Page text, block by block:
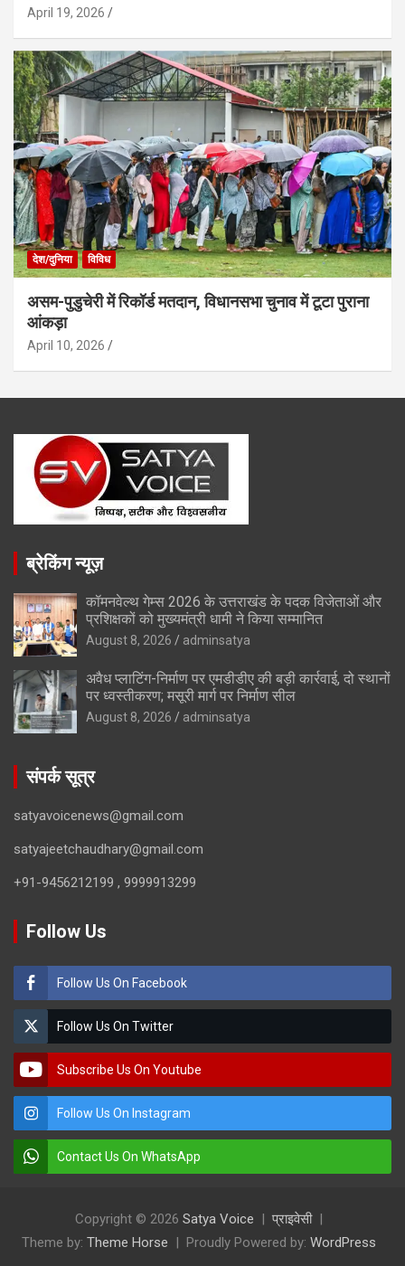
April 19, 2026
देश/दुनिया विविध
असम-पुडुचेरी में रिकॉर्ड मतदान, विधानसभा चुनाव में टूटा पुराना
आंकड़ा
April 10, 2026
ब्रेकिंग न्यूज़
कॉमनवेल्थ गेम्स 2026 के उत्तराखंड के पदक विजेताओं और
प्रशिक्षकों को मुख्यमंत्री धामी ने किया सम्मानित
August 8, 2026 adminsatya
अवैध प्लाटिंग-निर्माण पर एमडीडीए की बड़ी कार्रवाई, दो स्थानों
पर ध्वस्तीकरण; मसूरी मार्ग पर निर्माण सील
August 8, 2026 adminsatya
संपर्क सूत्र
satyavoicenews@gmail.com
satyajeetchaudhary@gmail.com
+91-9456212199 , 9999913299
Follow Us
Follow Us On Facebook
Follow Us On Twitter
Subscribe Us On Youtube
Follow Us On Instagram
Contact Us On WhatsApp
Copyright © 2026 Satya Voice
प्राइवेसी
Theme by: Theme Horse Proudly Powered by: WordPress